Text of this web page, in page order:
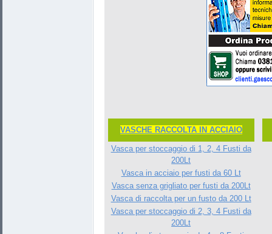
VASCHE RACCOLTA IN ACCIAIO
Vasca per stoccaggio di 1, 2, 4 Fusti da
200Lt
Vasca in acciaio per fusti da 60 Lt
Vasca senza grigliato per fusti da 200Lt
Vasca di raccolta per un fusto da 200 Lt
Vasca per stoccaggio di 2, 3, 4 Fusti da
200Lt